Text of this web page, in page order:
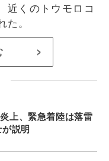
近くのトウモロコ
た。
>
上、緊急着陸は落雷
説明